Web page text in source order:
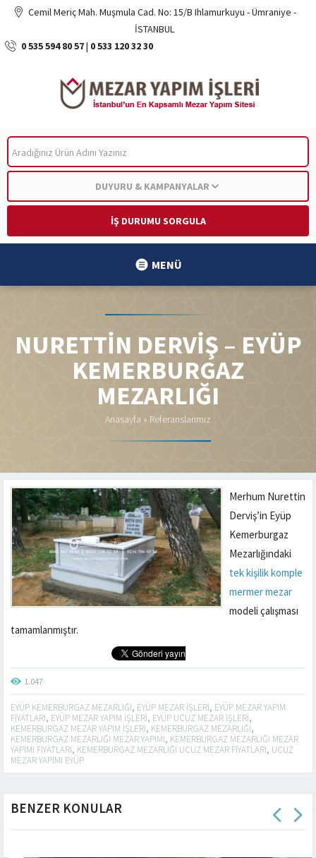
Cemil Meriç Mah. Muşmula Cad. No: 15/B Ihlamurkuyu - Ümraniye -
İSTANBUL
0 535 594 80 57| 0 533 120 32 30
DUYURU & KAMPANYALAR
İŞ DURUMU SORGULA
MENÜ
NURETTIN DERVIŞ – EYÜP
KEMERBURGAZ
MEZARLIĞI
Anasayfa » Referanslarımız
Merhum Nurettin
Derviş’in Eyüp
Kemerburgaz
Mezarlığındaki
tek kişilik komple
mermer mezar
modeli çalışması
tamamlanmıştır.
1.047
EYÜP KEMERBURGAZ MEZARLIĞI, EYÜP MEZAR IŞLERI, EYÜP MEZAR YAPIM
FIYATLARI, EYÜP MEZAR YAPIM IŞLERI, EYÜP UCUZ MEZAR IŞLERI,
KEMERBURGAZ MEZAR YAPIM IŞLERI, KEMERBURGAZ MEZARLIĞI,
KEMERBURGAZ MEZARLIĞI MEZAR YAPIMI, KEMERBURGAZ MEZARLIĞI MEZAR
YAPIMI FIYATLARI, KEMERBURGAZ MEZARLIĞI UCUZ MEZAR FIYATLARI, UCUZ
MEZAR YAPIMI EYÜP
BENZER KONULAR